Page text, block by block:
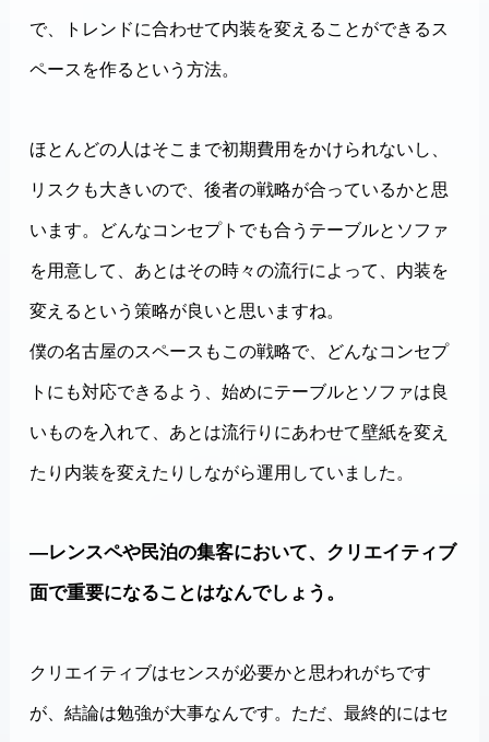
で、トレンドに合わせて内装を変えることができるス
ペースを作るという方法。
ほとんどの人はそこまで初期費用をかけられないし、
リスクも大きいので、後者の戦略が合っているかと思
います。どんなコンセプトでも合うテーブルとソファ
を用意して、あとはその時々の流行によって、内装を
変えるという策略が良いと思いますね。
僕の名古屋のスペースもこの戦略で、どんなコンセプ
トにも対応できるよう、始めにテーブルとソファは良
いものを入れて、あとは流行りにあわせて壁紙を変え
たり内装を変えたりしながら運用していました。
―レンスペや民泊の集客において、クリエイティブ
面で重要になることはなんでしょう。
クリエイティブはセンスが必要かと思われがちです
が、結論は勉強が大事なんです。ただ、最終的にはセ